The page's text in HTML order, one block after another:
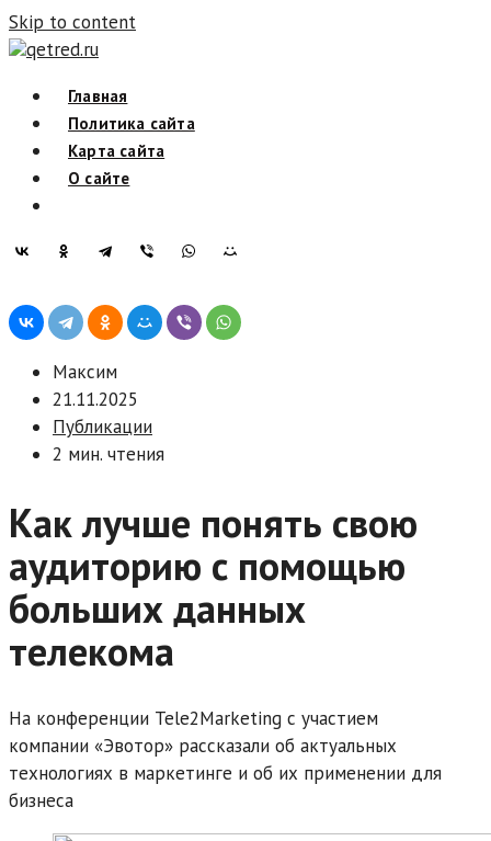
Skip to content
qetred.ru
Главная
Политика сайта
Карта сайта
О сайте
Максим
21.11.2025
Публикации
2 мин. чтения
Как лучше понять свою
аудиторию с помощью
больших данных
телекома
На конференции Tele2Marketing с участием
компании «Эвотор» рассказали об актуальных
технологиях в маркетинге и об их применении для
бизнеса